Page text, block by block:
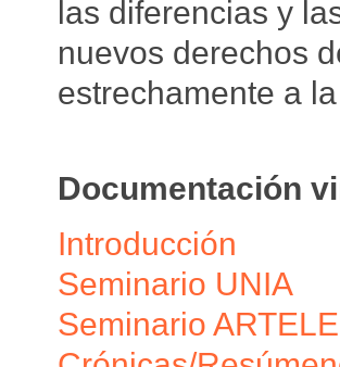
las diferencias y
nuevos derechos
estrechamente a
Documentación
Introducción
Seminario UNIA
Seminario